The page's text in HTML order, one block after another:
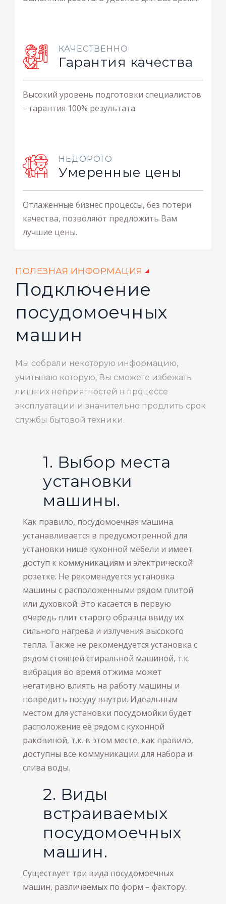
КАЧЕСТВЕННО
Гарантия качества
Высокий уровень подготовки специалистов
– гарантия 100% результата.
НЕДОРОГО
Умеренные цены
Отлаженные бизнес процессы, без потери
качества, позволяют предложить Вам
лучшие цены.
ПОЛЕЗНАЯ ИНФОРМАЦИЯ
Подключение
посудомоечных
машин
Мы собрали некоторую информацию,
учитываю которую, Вы сможете избежать
лишних неприятностей в процессе
эксплуатации и значительно продлить срок
службы бытовой техники.
1. Выбор места
установки
машины.
Как правило, посудомоечная машина
устанавливается в предусмотренной для
установки нише кухонной мебели и имеет
доступ к коммуникациям и электрической
розетке. Не рекомендуется установка
машины с расположенными рядом плитой
или духовкой. Это касается в первую
очередь плит старого образца ввиду их
сильного нагрева и излучения высокого
тепла. Также не рекомендуется установка с
рядом стоящей стиральной машиной, т.к.
вибрация во время отжима может
негативно влиять на работу машины и
повредить посуду внутри. Идеальным
местом для установки посудомойки будет
расположение её рядом с кухонной
раковиной, т.к. в этом месте, как правило,
доступны все коммуникации для набора и
слива воды.
2. Виды
встраиваемых
посудомоечных
машин.
Существует три вида посудомоечных
машин, различаемых по форм – фактору.